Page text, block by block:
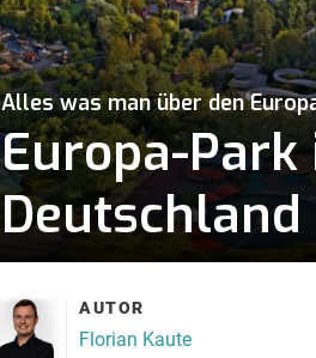
Alles was man über den
Europa-
Deutschland
AUTOR
Florian Kaute